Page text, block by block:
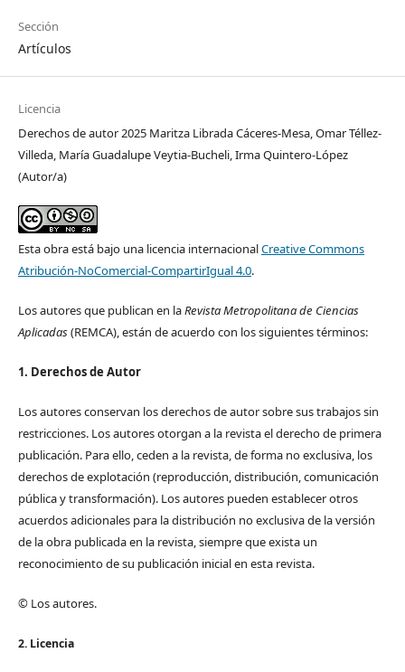
Sección
Artículos
Licencia
Derechos de autor 2025 Maritza Librada Cáceres-Mesa, Omar Téllez-
Villeda, María Guadalupe Veytia-Bucheli, Irma Quintero-López
(Autor/a)
Esta obra está bajo una licencia internacionalCreative Commons
Atribución-NoComercial-CompartirIgual 4.0.
Los autores que publican en laRevista Metropolitana de Ciencias
Aplicadas(REMCA), están de acuerdo con los siguientes términos:
1. Derechos de Autor
Los autores conservan los derechos de autor sobre sus trabajos sin
restricciones. Los autores otorgan a la revista el derecho de primera
publicación. Para ello, ceden a la revista, de forma no exclusiva, los
derechos de explotación (reproducción, distribución, comunicación
pública y transformación). Los autores pueden establecer otros
acuerdos adicionales para la distribución no exclusiva de la versión
de la obra publicada en la revista, siempre que exista un
reconocimiento de su publicación inicial en esta revista.
© Los autores.
2. Licencia